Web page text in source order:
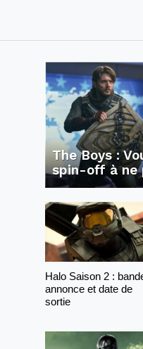
The Boys :
spin-off à ne
Halo Saison 2 :
annonce et date de
sortie